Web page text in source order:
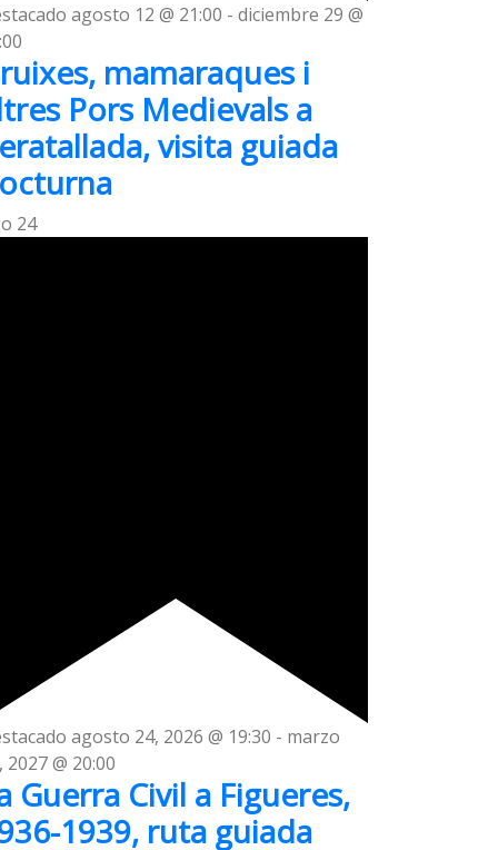
agosto 12 @ 21:00 - diciembre 29 @
mamaraques i
Pors Medievals a
visita guiada
24
agosto 24, 2026 @ 19:30 - marzo
2027 @ 20:00
Guerra Civil a Figueres,
1939, ruta guiada